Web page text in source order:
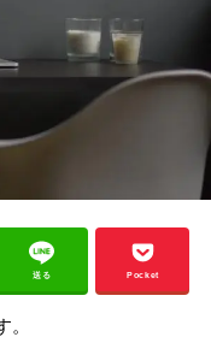
送る Pocket